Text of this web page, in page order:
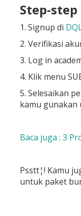
Step-
1. Signup di
2. Verifikasi
3. Log in
4. Klik menu
5. Selesaikan
kamu gunakan
Baca juga : 3
Psstt¦! Kamu
untuk paket